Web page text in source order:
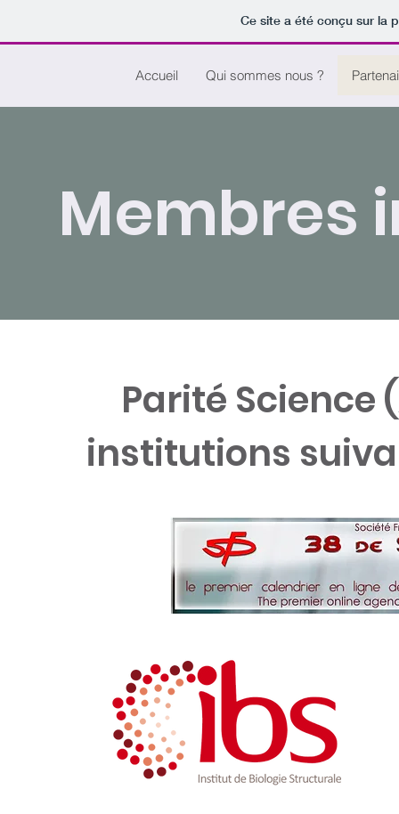
Ce site a été conçu sur la
Accueil Qui sommes nous ?
Membres
Parité Science
institutions